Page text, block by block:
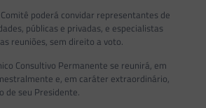
poderá convidar representantes de
públicas e privadas, e especialistas
reuniões, sem direito a voto.
Consultivo Permanente se reunirá, em
e, em caráter extraordinário,
de seu Presidente.